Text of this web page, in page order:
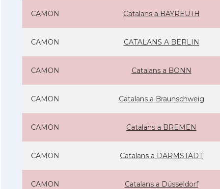
CAMON Catalans a BAYREUTH
CAMON CATALANS A BERLIN
CAMON Catalans a BONN
CAMON Catalans a Braunschweig
CAMON Catalans a BREMEN
CAMON Catalans a DARMSTADT
CAMON Catalans a Düsseldorf